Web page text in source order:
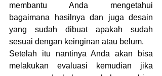
membantu Anda mengetahui
bagaimana hasilnya dan juga desain
yang sudah dibuat apakah sudah
sesuai dengan keinginan atau belum.
Setelah itu nantinya Anda akan bisa
melakukan evaluasi kemudian jika